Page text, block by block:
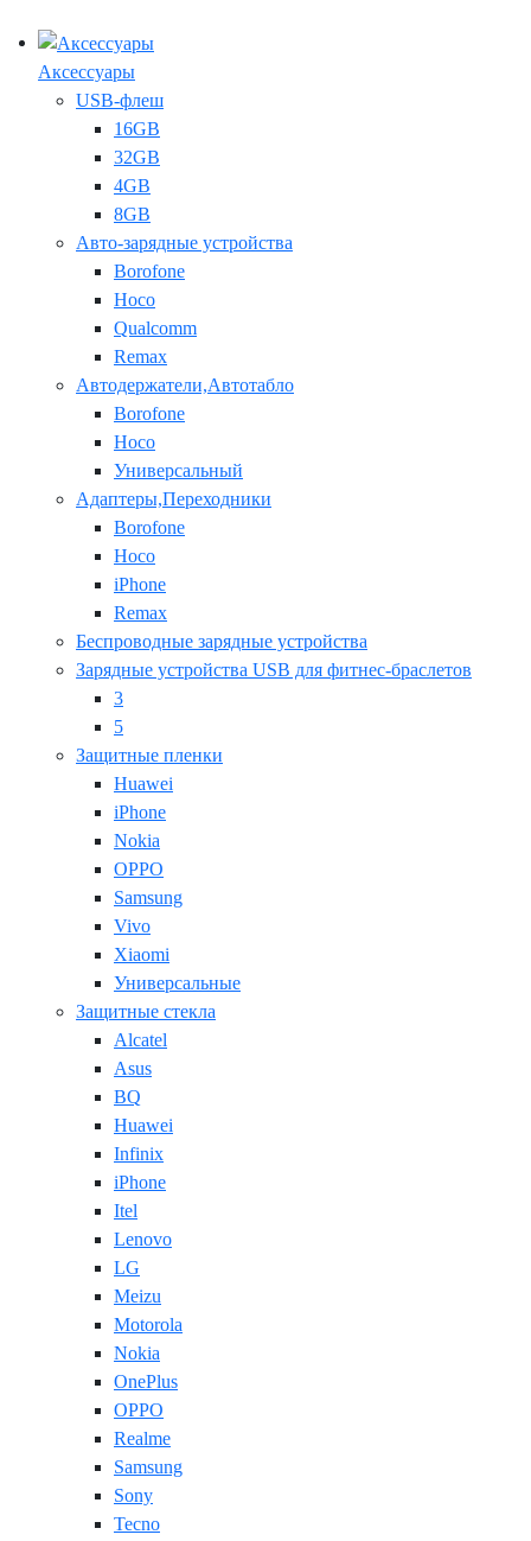
Аксессуары
USB-флеш
16GB
32GB
4GB
8GB
Авто-зарядные устройства
Borofone
Hoco
Qualcomm
Remax
Автодержатели,Автотабло
Borofone
Hoco
Универсальный
Адаптеры,Переходники
Borofone
Hoco
iPhone
Remax
Беспроводные зарядные устройства
Зарядные устройства USB для фитнес-браслетов
3
5
Защитные пленки
Huawei
iPhone
Nokia
OPPO
Samsung
Vivo
Xiaomi
Универсальные
Защитные стекла
Alcatel
Asus
BQ
Huawei
Infinix
iPhone
Itel
Lenovo
LG
Meizu
Motorola
Nokia
OnePlus
OPPO
Realme
Samsung
Sony
Tecno